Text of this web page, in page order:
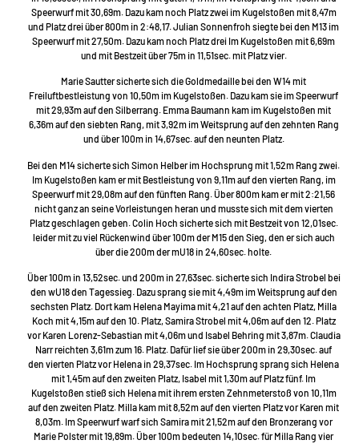
Speerwurf mit 30,69m. Dazu kam noch Platz zwei im Kugelstoßen mit 8,47m
und Platz drei über 800m in 2:48,17. Julian Sonnenfroh siegte bei den M13 im
Speerwurf mit 27,50m. Dazu kam noch Platz drei Im Kugelstoßen mit 6,69m
und mit Bestzeit über 75m in 11,51sec. mit Platz vier.
Marie Sautter sicherte sich die Goldmedaille bei den W14 mit
Freiluftbestleistung von 10,50m im Kugelstoßen. Dazu kam sie im Speerwurf
mit 29,93m auf den Silberrang. Emma Baumann kam im Kugelstoßen mit
6,36m auf den siebten Rang, mit 3,92m im Weitsprung auf den zehnten Rang
und über 100m in 14,67sec. auf den neunten Platz.
Bei den M14 sicherte sich Simon Helber im Hochsprung mit 1,52m Rang zwei.
Im Kugelstoßen kam er mit Bestleistung von 9,11m auf den vierten Rang, im
Speerwurf mit 29,08m auf den fünften Rang. Über 800m kam er mit 2:21,56
nicht ganz an seine Vorleistungen heran und musste sich mit dem vierten
Platz geschlagen geben. Colin Hoch sicherte sich mit Bestzeit von 12,01sec.
leider mit zu viel Rückenwind über 100m der M15 den Sieg, den er sich auch
über die 200m der mU18 in 24,60sec. holte.
Über 100m in 13,52sec. und 200m in 27,63sec. sicherte sich Indira Strobel bei
den wU18 den Tagessieg. Dazu sprang sie mit 4,49m im Weitsprung auf den
sechsten Platz. Dort kam Helena Mayima mit 4,21 auf den achten Platz, Milla
Koch mit 4,15m auf den 10. Platz, Samira Strobel mit 4,06m auf den 12. Platz
vor Karen Lorenz-Sebastian mit 4,06m und Isabel Behring mit 3,87m. Claudia
Narr reichten 3,61m zum 16. Platz. Dafür lief sie über 200m in 29,30sec. auf
den vierten Platz vor Helena in 29,37sec. Im Hochsprung sprang sich Helena
mit 1,45m auf den zweiten Platz, Isabel mit 1,30m auf Platz fünf. Im
Kugelstoßen stieß sich Helena mit ihrem ersten Zehnmeterstoß von 10,11m
auf den zweiten Platz. Milla kam mit 8,52m auf den vierten Platz vor Karen mit
8,03m. Im Speerwurf warf sich Samira mit 21,52m auf den Bronzerang vor
Marie Polster mit 19,89m. Über 100m bedeuten 14,10sec. für Milla Rang vier